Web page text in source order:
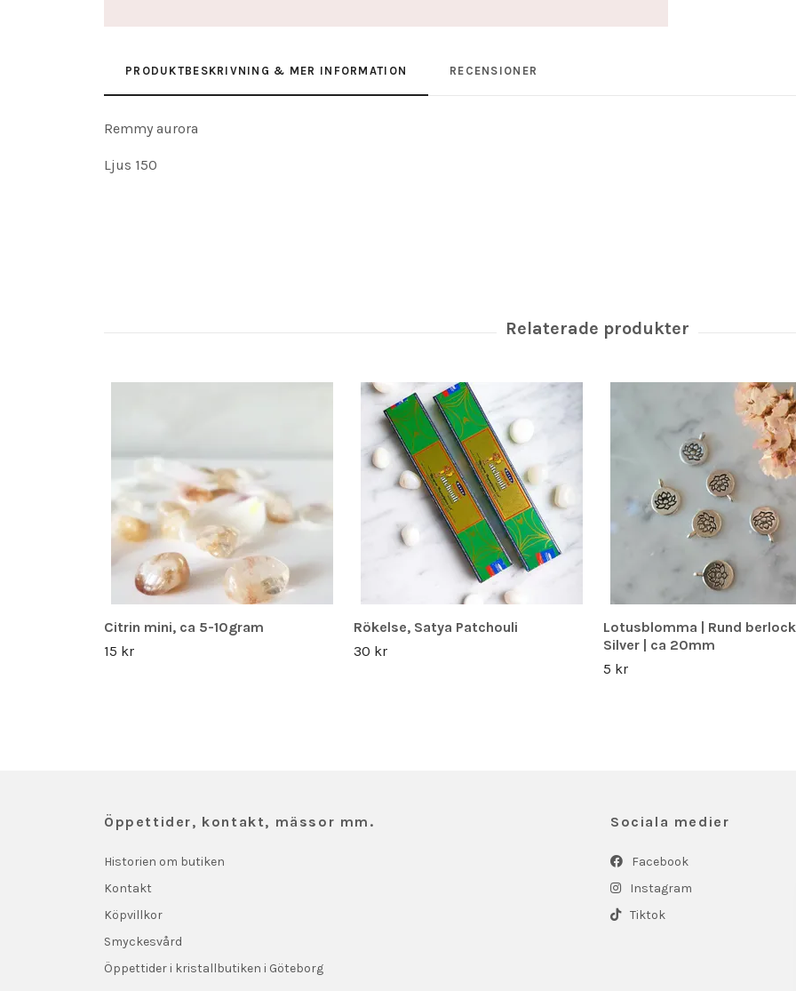
PRODUKTBESKRIVNING & MER INFORMATION RECENSIONER
Remmy aurora
Ljus 150
Citrin mini, ca 5-10gram
15 kr
Rökelse, Satya Patchouli
30 kr
Lotusblomma | Rund
Silver | ca 20mm
5 kr
Öppettider, kontakt, mässor mm.
Historien om butiken
Kontakt
Köpvillkor
Smyckesvård
Öppettider i kristallbutiken i Göteborg
Sociala medier
Facebook
Instagram
Tiktok